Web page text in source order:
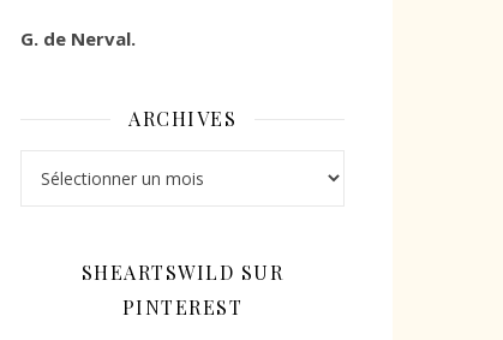
G. de Nerval.
ARCHIVES
SHEARTSWILD SUR
PINTEREST